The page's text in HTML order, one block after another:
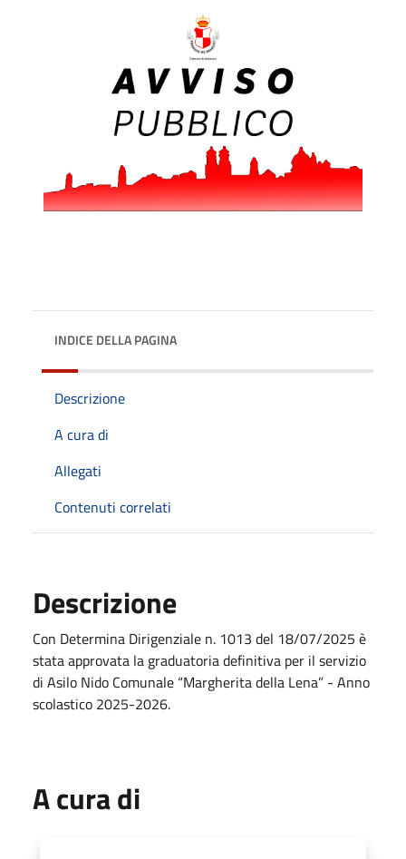
INDICE DELLA PAGINA
Descrizione
A cura di
Allegati
Contenuti correlati
Descrizione
Con Determina Dirigenziale n. 1013 del 18/07/2025 è
stata approvata la graduatoria definitiva per il servizio
di Asilo Nido Comunale “Margherita della Lena” - Anno
scolastico 2025-2026.
A cura di